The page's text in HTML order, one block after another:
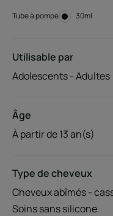
Tube à pompe
Tube
30ml
Utilisable par
Adolescents - Adultes
Âge
À partir de 13 an(s)
Type de cheveux
Cheveux abîmés -
Soins sans silicone